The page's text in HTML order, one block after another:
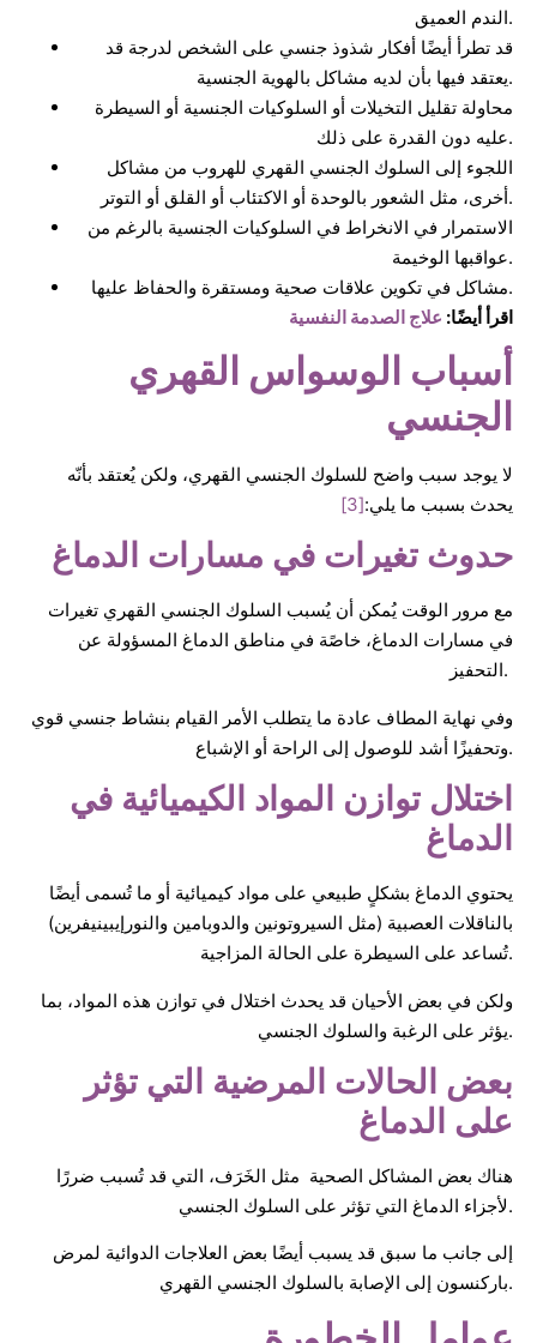
الندم العميق.
قد تطرأ أيضًا أفكار شذوذ جنسي على الشخص لدرجة قد
يعتقد فيها بأن لديه مشاكل بالهوية الجنسية.
محاولة تقليل التخيلات أو السلوكيات الجنسية أو السيطرة
عليه دون القدرة على ذلك.
اللجوء إلى السلوك الجنسي القهري للهروب من مشاكل
أخرى، مثل الشعور بالوحدة أو الاكتئاب أو القلق أو التوتر.
الاستمرار في الانخراط في السلوكيات الجنسية بالرغم من
عواقبها الوخيمة.
مشاكل في تكوين علاقات صحية ومستقرة والحفاظ عليها.
اقرأ أيضًا: علاج الصدمة النفسية
أسباب الوسواس القهري
الجنسي
لا يوجد سبب واضح للسلوك الجنسي القهري، ولكن يُعتقد بأنّه
يحدث بسبب ما يلي:[3]
حدوث تغيرات في مسارات الدماغ
مع مرور الوقت يُمكن أن يُسبب السلوك الجنسي القهري تغيرات
في مسارات الدماغ، خاصًة في مناطق الدماغ المسؤولة عن
التحفيز.
وفي نهاية المطاف عادة ما يتطلب الأمر القيام بنشاط جنسي قوي
وتحفيزًا أشد للوصول إلى الراحة أو الإشباع.
اختلال توازن المواد الكيميائية في
الدماغ
يحتوي الدماغ بشكلٍ طبيعي على مواد كيميائية أو ما تُسمى أيضًا
بالناقلات العصبية (مثل السيروتونين والدوبامين والنورإيبينيفرين)
تُساعد على السيطرة على الحالة المزاجية.
ولكن في بعض الأحيان قد يحدث اختلال في توازن هذه المواد، بما
يؤثر على الرغبة والسلوك الجنسي.
بعض الحالات المرضية التي تؤثر
على الدماغ
هناك بعض المشاكل الصحية مثل الخَرَف، التي قد تُسبب ضررًا
لأجزاء الدماغ التي تؤثر على السلوك الجنسي.
إلى جانب ما سبق قد يسبب أيضًا بعض العلاجات الدوائية لمرض
باركنسون إلى الإصابة بالسلوك الجنسي القهري.